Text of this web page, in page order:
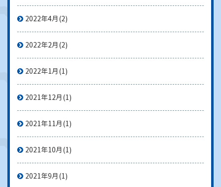
2022年4月 (2)
2022年2月 (2)
2022年1月 (1)
2021年12月 (1)
2021年11月 (1)
2021年10月 (1)
2021年9月 (1)